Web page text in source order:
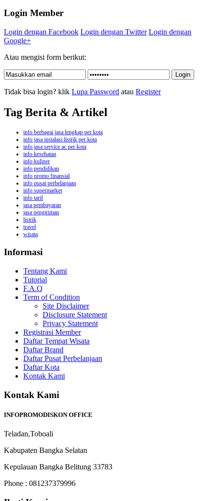
Login Member
Login dengan Facebook Login dengan Twitter Login dengan
Google+
Atau mengisi form berikut:
Tidak bisa login? klik Lupa Password atau Register
Tag Berita & Artikel
info berbagai jasa lengkap per kota
info jasa instalasi listrik per kota
info jasa service ac per kota
info kesehatan
info kuliner
info pendidikan
info promo finansial
info pusat perbelanjaan
info supermarket
info tarif
jasa pembayaran
jasa pengiriman
listrik
travel
wisata
Informasi
Tentang Kami
Tutorial
F.A.Q
Term of Condition
Site Disclaimer
Disclosure Statement
Privacy Statement
Registrasi Member
Daftar Tempat Wisata
Daftar Brand
Daftar Pusat Perbelanjaan
Daftar Kota
Kontak Kami
Kontak Kami
INFOPROMODISKON OFFICE
Teladan,Toboali
Kabupaten Bangka Selatan
Kepulauan Bangka Belitung 33783
Phone : 081237379996